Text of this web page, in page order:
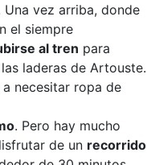
vez arriba, donde
el siempre
al tren para
laderas de Artouste.
necesitar ropa de
. Pero hay mucho
de un recorrido